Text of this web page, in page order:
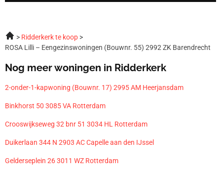
Ridderkerk te koop
ROSA Lilli – Eengezinswoningen (Bouwnr. 55) 2992 ZK Barendrecht
Nog meer woningen in Ridderkerk
2-onder-1-kapwoning (Bouwnr. 17) 2995 AM Heerjansdam
Binkhorst 50 3085 VA Rotterdam
Crooswijkseweg 32 bnr 51 3034 HL Rotterdam
Duikerlaan 344 N 2903 AC Capelle aan den IJssel
Gelderseplein 26 3011 WZ Rotterdam